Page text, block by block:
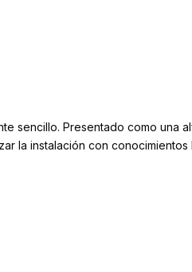
sencillo. Presentado como una
la instalación con conocimientos